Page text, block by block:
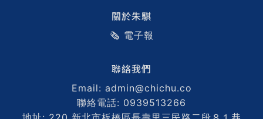
關於朱騏
🗞️ 電子報
聯絡我們
Email: admin@chichu.co
聯絡電話: 0939513266